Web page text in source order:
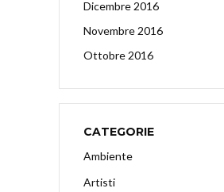
Dicembre 2016
Novembre 2016
Ottobre 2016
CATEGORIE
Ambiente
Artisti